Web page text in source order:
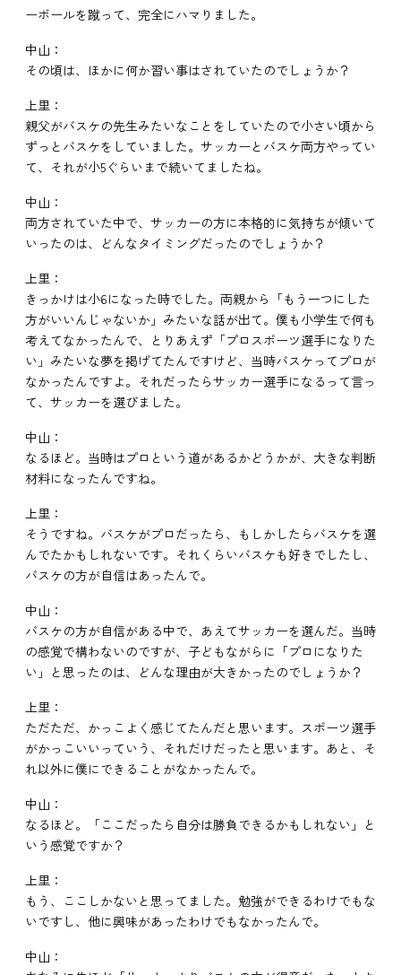
ーボールを蹴って、完全にハマりました。
中山：
その頃は、ほかに何か習い事はされていたのでしょうか？
上里：
親父がバスケの先生みたいなことをしていたので小さい頃から
ずっとバスケをしていました。サッカーとバスケ両方やってい
て、それが小5ぐらいまで続いてましたね。
中山：
両方されていた中で、サッカーの方に本格的に気持ちが傾いて
いったのは、どんなタイミングだったのでしょうか？
上里：
きっかけは小6になった時でした。両親から「もう一つにした
方がいいんじゃないか」みたいな話が出て。僕も小学生で何も
考えてなかったんで、とりあえず「プロスポーツ選手になりた
い」みたいな夢を掲げてたんですけど、当時バスケってプロが
なかったんですよ。それだったらサッカー選手になるって言っ
て、サッカーを選びました。
中山：
なるほど。当時はプロという道があるかどうかが、大きな判断
材料になったんですね。
上里：
そうですね。バスケがプロだったら、もしかしたらバスケを選
んでたかもしれないです。それくらいバスケも好きでしたし、
バスケの方が自信はあったんで。
中山：
バスケの方が自信がある中で、あえてサッカーを選んだ。当時
の感覚で構わないのですが、子どもながらに「プロになりた
い」と思ったのは、どんな理由が大きかったのでしょうか？
上里：
ただただ、かっこよく感じてたんだと思います。スポーツ選手
がかっこいいっていう、それだけだったと思います。あと、そ
れ以外に僕にできることがなかったんで。
中山：
なるほど。「ここだったら自分は勝負できるかもしれない」と
いう感覚ですか？
上里：
もう、ここしかないと思ってました。勉強ができるわけでもな
いですし、他に興味があったわけでもなかったんで。
中山：